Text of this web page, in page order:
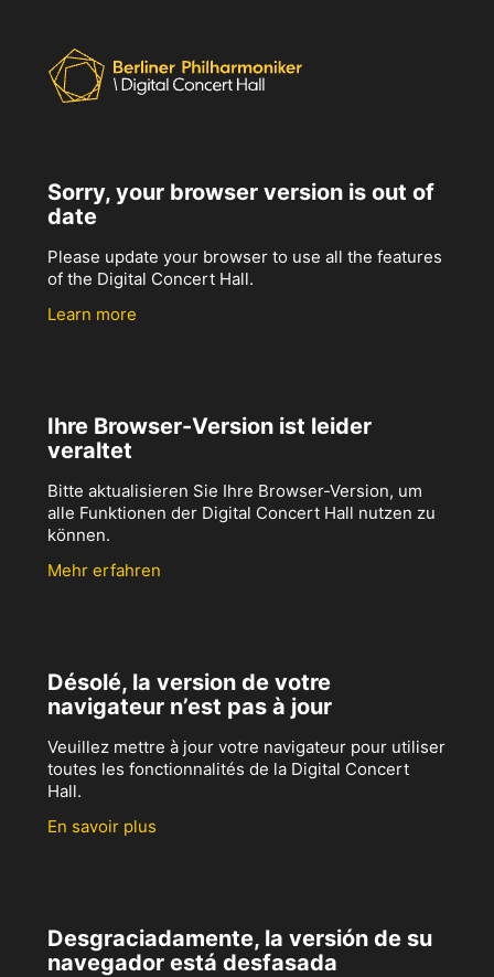
Sorry, your browser version is out of
date
Please update your browser to use all the features
of the Digital Concert Hall.
Learn more
Ihre Browser-Version ist leider
veraltet
Bitte aktualisieren Sie Ihre Browser-Version, um
alle Funktionen der Digital Concert Hall nutzen zu
können.
Mehr erfahren
Désolé, la version de votre
navigateur n’est pas à jour
Veuillez mettre à jour votre navigateur pour utiliser
toutes les fonctionnalités de la Digital Concert
Hall.
En savoir plus
Desgraciadamente, la versión de su
navegador está desfasada